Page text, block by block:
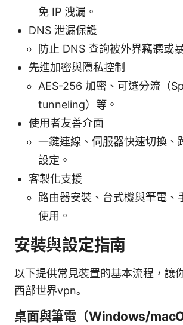
免 IP 洩漏。
DNS 泄漏保護
防止 DNS 查詢被外界竊聽或
先進加密與隱私控制
AES-256 加密、可選分流（
tunneling）等。
使用者友善介面
一鍵連線、伺服器快速切換、
設定。
客製化支援
路由器安裝、台式機與筆電、
使用。
安裝與設定指南
以下提供常見裝置的基本流程，讓
西部世界vpn。
桌面與筆電（Windows/